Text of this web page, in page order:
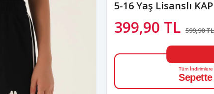
5-16 Yaş Lisanslı
399,90 TL 599,90 TL
Tüm İndirimlere